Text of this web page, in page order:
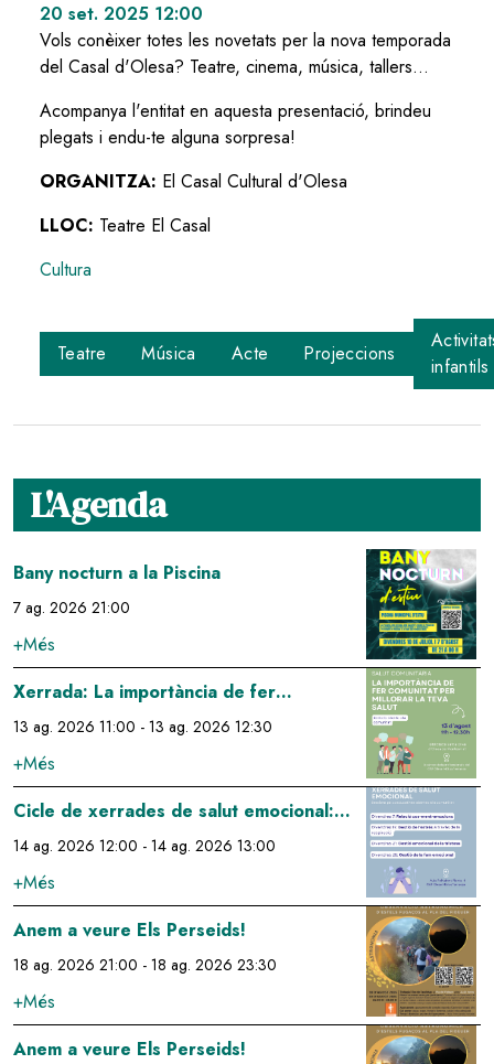
20 set. 2025 12:00
Vols conèixer totes les novetats per la nova temporada
del Casal d'Olesa? Teatre, cinema, música, tallers...
Acompanya l'entitat en aquesta presentació, brindeu
plegats i endu-te alguna sorpresa!
ORGANITZA: El Casal Cultural d'Olesa
LLOC: Teatre El Casal
Cultura
Teatre Música Acte Projeccions
infantils
L'Agenda
Bany nocturn a la Piscina
7 ag. 2026 21:00
+Més
Image
Xerrada: La importància de fer
comunitat per millorar la teva salut
13 ag. 2026 11:00 - 13 ag. 2026 12:30
+Més
Image
Cicle de xerrades de salut emocional:
gestió de l'estrés a través de la
respiració
14 ag. 2026 12:00 - 14 ag. 2026 13:00
+Més
Image
Anem a veure Els Perseids!
18 ag. 2026 21:00 - 18 ag. 2026 23:30
+Més
Image
Anem a veure Els Perseids! Image